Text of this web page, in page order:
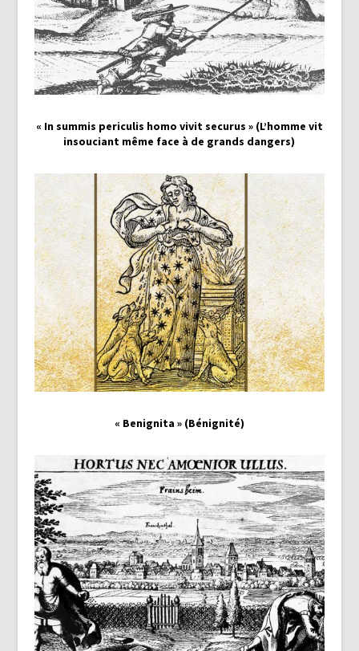
« In summis periculis homo vivit securus » (L’homme vit
insouciant même face à de grands dangers)
« Benignita » (Bénignité)